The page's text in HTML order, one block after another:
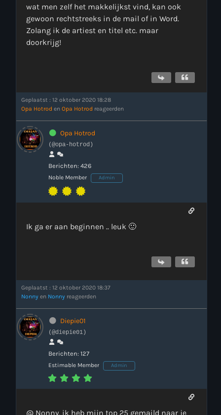
wat men zelf het makkelijkst vind, kan ook
gewoon rechtstreeks in de mail of in Word.
Zolang ik de artiest en titel etc. maar
doorkrijg!
Geplaatst : 12 oktober 2020 18:28
Opa Hotrod en Opa Hotrod reageerden
Opa Hotrod
(@opa-hotrod)
Berichten: 426
Noble Member Admin
Ik ga er aan beginnen .. leuk 🙂
Geplaatst : 12 oktober 2020 18:37
Nonny en Nonny reageerden
Diepie01
(@diepie01)
Berichten: 127
Estimable Member Admin
@ Nonny, ik heb mijn top 25 gemaild naar je